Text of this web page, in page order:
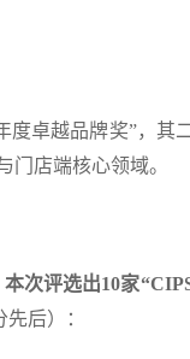
卓越品牌奖”，其
门店端核心领域。
本次评选出10家
后）：